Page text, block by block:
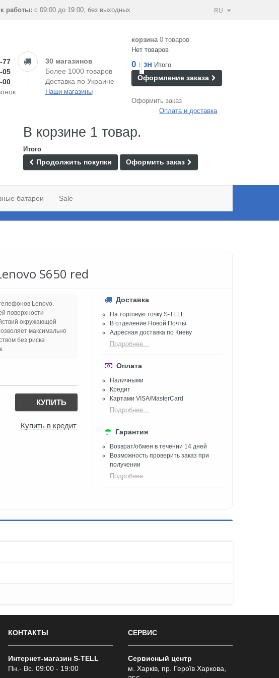
работы: с 09:00 до 19:00, без выходных RU
77
05
00
30 магазинов
Более 1000 товаров
Доставка по Украине
Наши магазины
корзина 0 товаров
Нет товаров
0 грн Итого
Оформление заказа
Оформить заказ
Оплата и доставка
В корзине 1 товар.
Итого
Продолжить покупки Оформить заказ
батареи Sale
S650 red
Lenovo.
поверхности
окружающей
максимально
без риска
КУПИТЬ
Купить в кредит
Доставка
На торговую точку S-TELL
В отделение Новой Почты
Адресная доставка по Киеву
Подробнее...
Оплата
Наличными
Кредит
Картами VISA/MasterCard
Подробнее...
Гарантия
Возврат/обмен в течении 14 дней
Возможность проверить заказ при
получении​
Подробнее...
КОНТАКТЫ
Интернет-магазин S-TELL
Пн.- Вс. 09:00 - 19:00
СЕРВИС
Сервисный центр
м. Харків, пр. Героїв Харкова,